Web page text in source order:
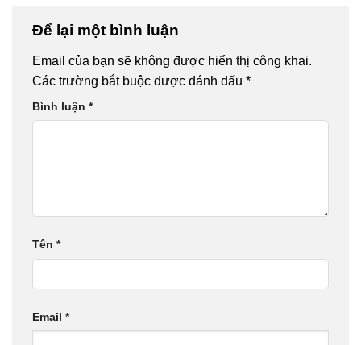
HÀNH NGHỀ
VÀ KHỞI
NGHIỆP
Để lại một bình luận
Email của bạn sẽ không được hiển thị công khai.
Các trường bắt buộc được đánh dấu *
Bình luận *
Tên *
Email *